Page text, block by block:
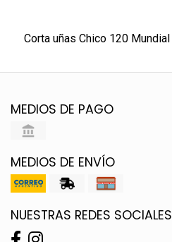
Corta uñas Chico 120 Mundial
MEDIOS DE PAGO
MEDIOS DE ENVÍO
NUESTRAS REDES SOCIALES